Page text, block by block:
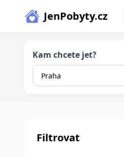
JenPobyty.cz
Kam chcete jet?
Filtrovat